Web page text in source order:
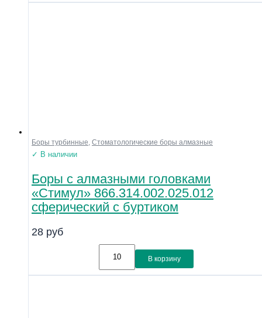
Боры турбинные Стоматологические боры алмазные
✓ В наличии
Боры с алмазными головками
«Стимул» 866.314.002.025.012
сферический с буртиком
28 руб
В корзину